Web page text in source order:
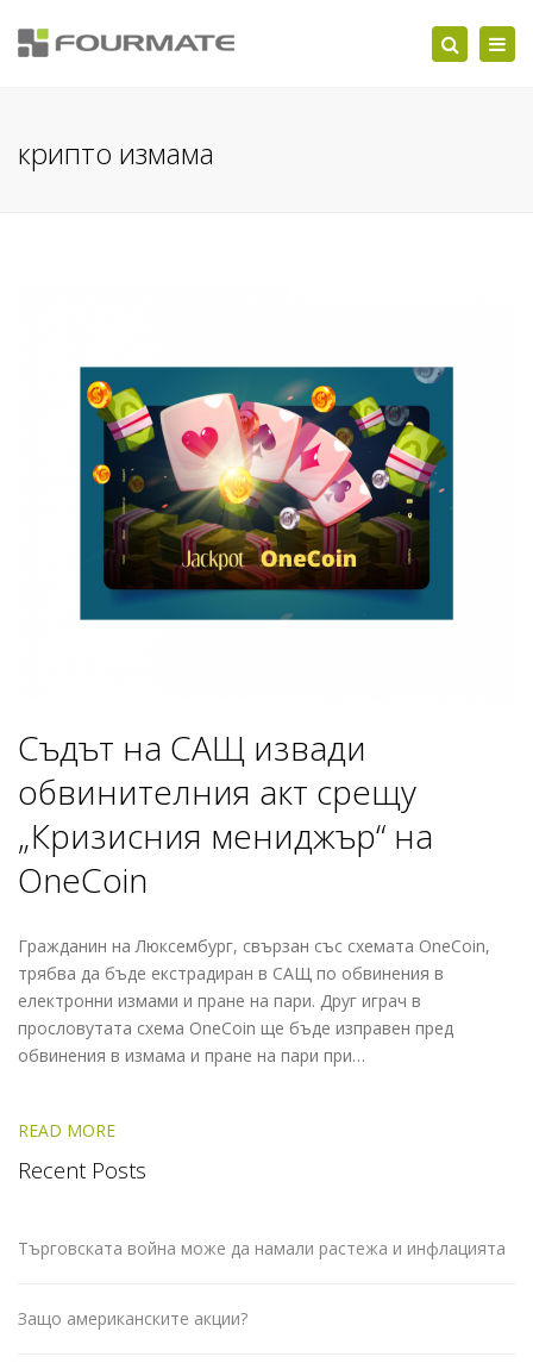
Search
крипто измама
Съдът на САЩ извади
обвинителния акт срещу
„Кризисния мениджър“ на
OneCoin
Гражданин на Люксембург, свързан със схемата OneCoin,
трябва да бъде екстрадиран в САЩ по обвинения в
електронни измами и пране на пари. Друг играч в
прословутата схема OneCoin ще бъде изправен пред
обвинения в измама и пране на пари при…
READ MORE
Recent Posts
Търговската война може да намали растежа и инфлацията
Защо американските акции?